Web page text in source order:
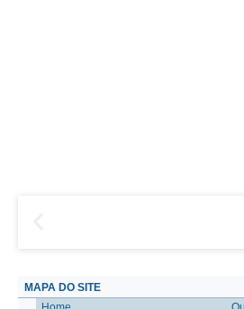
MAPA DO SITE